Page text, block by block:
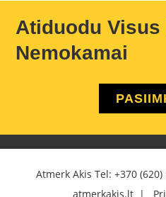
Atiduodu Visus
Nemokamai
Atmerk Akis Tel: +370 (620)
atmerkakis.lt |